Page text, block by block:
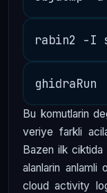
Bu komutlarin
veriye farkli
Bazen ilk
alanlarin anlamli
cloud activity